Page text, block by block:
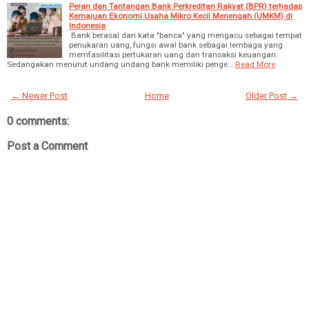
Peran dan Tantangan Bank Perkreditan Rakyat (BPR) terhadap
Kemajuan Ekonomi Usaha Mikro Kecil Menengah (UMKM) di
Indonesia
Bank berasal dari kata "banca" yang mengacu sebagai tempat
penukaran uang, fungsi awal bank sebagai lembaga yang
memfasilitasi pertukaran uang dan transaksi keuangan.
Sedangakan menurut undang undang bank memiliki penge…
Read More
← Newer Post Older Post →
Home
0 comments:
Post a Comment